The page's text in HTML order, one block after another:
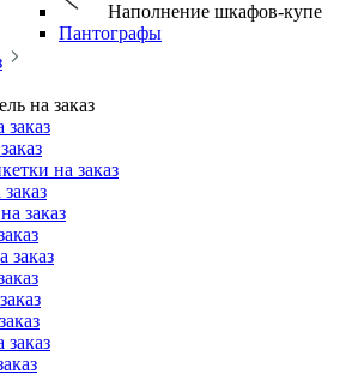
Наполнение шкафов-купе
Пантографы
на заказ
на заказ
заказ
заказ